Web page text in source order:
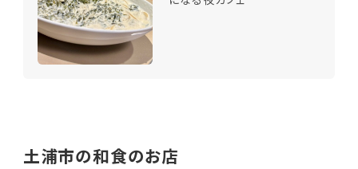
土浦市の和食のお店